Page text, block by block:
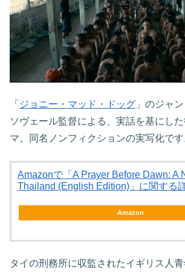
「 ジョニー・マッド・ドッグ 」のジャ
ソヴェール監督による、実話を基にし
マ。同名ノンフィクションの実写化です
Amazonで「A Prayer Before Dawn: A
Thailand (English Edition)」に関する
Amazon
タイの刑務所に収監されたイギリス人